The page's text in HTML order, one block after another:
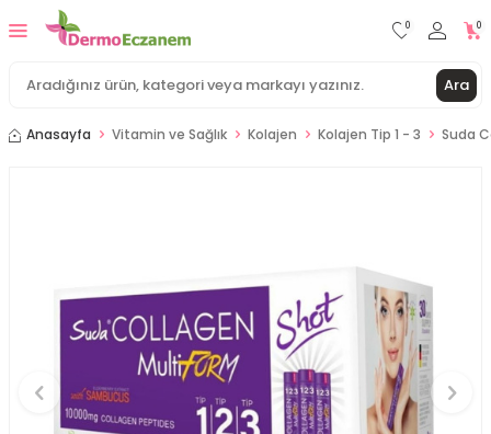
Ara
0 0
Anasayfa Vitamin ve Sağlık Kolajen Kolajen Tip 1 - 3 Suda